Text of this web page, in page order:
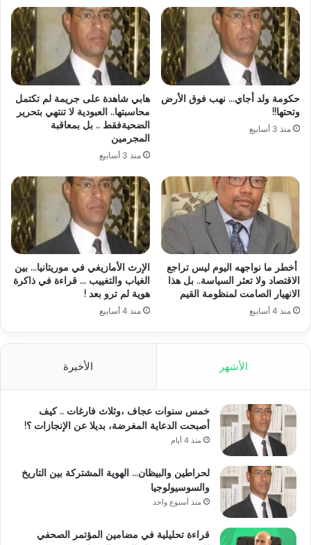
حكومة ولد أجاي… نهب فوق الأرض
وتحتها!!
منذ 3 أسابيع
هابي شاهدة على جريمة لم تكتمل
محاسبتها.. العبودية لا تنتهي بتحرير
الضحيةفقط .. بل بمعاقبة
المجرمين
منذ 3 أسابيع
أخطر ما نواجهه اليوم ليس تراجع
الاقتصاد ولا تعثر السياسة.. بل هذا
الانهيار الصامت لمنظومة القيم
منذ 4 أسابيع
الإرث الأمازيغي في موريتانيا… بين
الغياب والتغييب … قراءة في ذاكرة
هوية لم ترو بعد !
منذ 4 أسابيع
الأشهر الأخيرة
خمس سنوات عجاف ،وثلاث فارغات .. كيف
أصبحت الدعاية المغرضة، بديلا عن الإنجازات ؟!
منذ 4 أيام
لحراطين والبيظان… الهوية المشتركة بين التاريخ
والسوسيولوجيا
منذ أسبوع واحد
قراءة تحليلية في مضامين المؤتمر الصحفي